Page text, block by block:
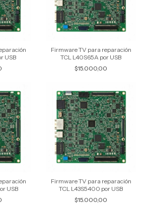
USB
Firmware TV para reparación
TCL L40S65A por USB
$15.000,00
USB
Firmware TV para reparación
TCL L43S5400 por USB
$15.000,00